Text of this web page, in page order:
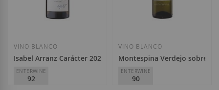
Añadir a la Lista de Deseos Añadir a la Lista
VINO BLANCO
Isabel Arranz Carácter 2024
ENTERWINE
92
VINO BLANCO
Montespina Verdejo sobre
ENTERWINE
90